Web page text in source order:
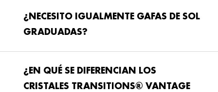
¿NECESITO IGUALMENTE GAFAS DE SOL
GRADUADAS?
¿EN QUÉ SE DIFERENCIAN LOS
CRISTALES TRANSITIONS® VANTAGE